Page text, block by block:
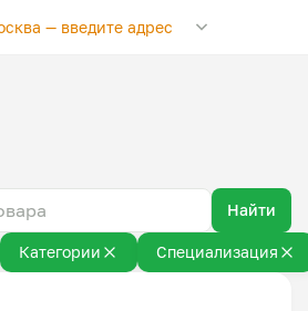
—введите адрес
Найти
Категории Специализация